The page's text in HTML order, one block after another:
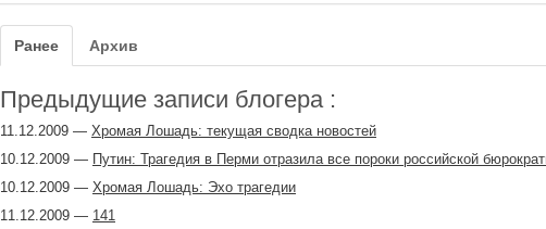
Ранее Архив
Предыдущие записи блогера :
11.12.2009 — Хромая Лошадь: текущая сводка новостей
10.12.2009 — Путин: Трагедия в Перми отразила все пороки российской
10.12.2009 — Хромая Лошадь: Эхо трагедии
11.12.2009 — 141